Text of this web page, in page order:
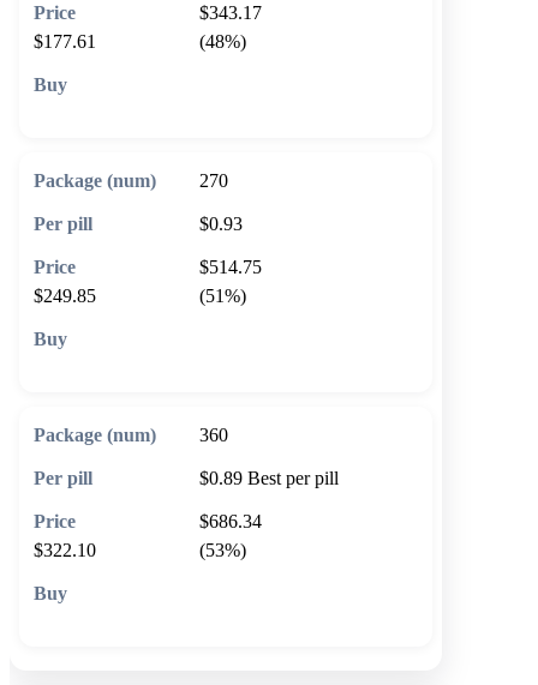
$343.17
$177.61
(48%)
270
$0.93
$514.75
$249.85
(51%)
360
$0.89 Best per pill
$686.34
$322.10
(53%)